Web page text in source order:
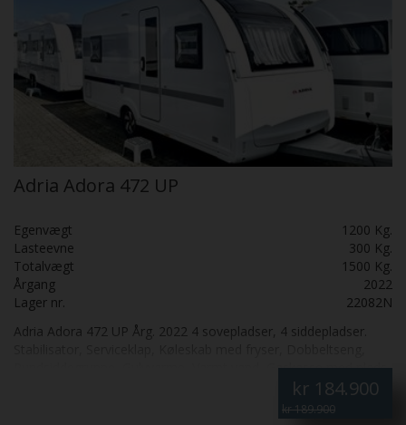
Adria Adora 472 UP
Egenvægt
1200 Kg.
Lasteevne
300 Kg.
Totalvægt
1500 Kg.
Årgang
2022
Lager nr.
22082N
Adria Adora 472 UP Årg. 2022 4 sovepladser, 4 siddepladser.
Rundsiddegruppe, Gulvvarme, Varmt vand, Gaskasse med plads
til 2 gasflasker og diverse udstyr, Glasfiber tag-sider-forende og
kr 184.900
kr 189.900